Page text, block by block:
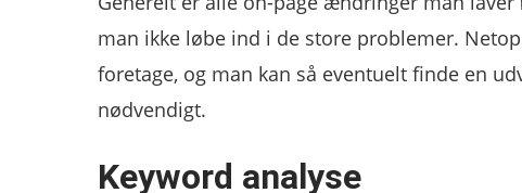
man ikke løbe ind i de store problemer.
foretage, og man kan så eventuelt finde en
nødvendigt.
Keyword analyse